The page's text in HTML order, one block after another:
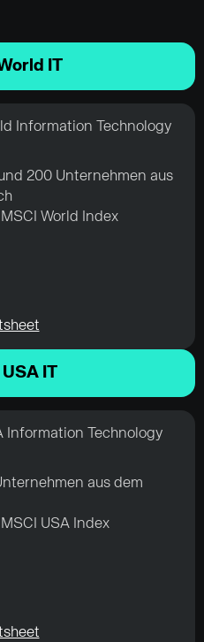
IT
Information Technology
200 Unternehmen aus
World Index
USA IT
Information Technology
aus dem
USA Index